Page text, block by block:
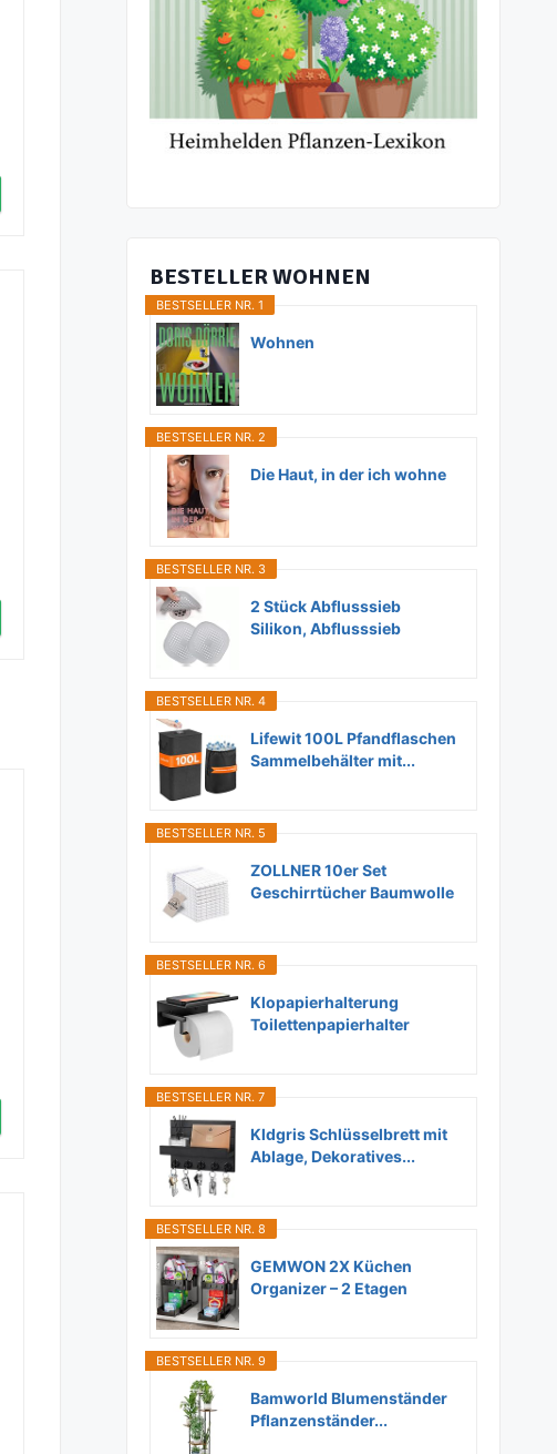
BESTELLER WOHNEN
BESTSELLER NR. 1
Wohnen
BESTSELLER NR. 2
Die Haut, in der ich wohne
BESTSELLER NR. 3
2 Stück Abflusssieb
Silikon, Abflusssieb
BESTSELLER NR. 4
Lifewit 100L Pfandflaschen
Sammelbehälter mit...
BESTSELLER NR. 5
ZOLLNER 10er Set
Geschirrtücher Baumwolle
BESTSELLER NR. 6
Klopapierhalterung
Toilettenpapierhalter
BESTSELLER NR. 7
Kldgris Schlüsselbrett mit
Ablage, Dekoratives...
BESTSELLER NR. 8
GEMWON 2X Küchen
Organizer – 2 Etagen
BESTSELLER NR. 9
Bamworld Blumenständer
Pflanzenständer...